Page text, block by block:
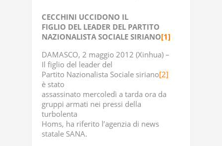
CECCHINI UCCIDONO IL
FIGLIO DEL LEADER DEL PARTITO
NAZIONALISTA SOCIALE SIRIANO[1]
DAMASCO, 2 maggio 2012 (Xinhua) –
Il figlio del leader del
Partito Nazionalista Sociale siriano[2]
è stato
assassinato mercoledì a tarda ora da
gruppi armati nei pressi della
turbolenta
Homs, ha riferito l’agenzia di news
statale SANA.